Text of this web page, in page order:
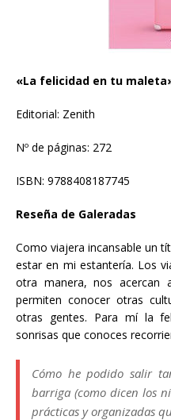
«La felicidad en tu
Editorial: Zenith
Nº de páginas: 272
ISBN: 9788408187745
Reseña de Galeradas
Como viajera incansable un
estar en mi estantería. Los
otra manera, nos acercan
permiten conocer otras
otras gentes. Para mí la
sonrisas que conoces
Cómo he podido salir
barriga (como dicen los
prácticas y organizadas